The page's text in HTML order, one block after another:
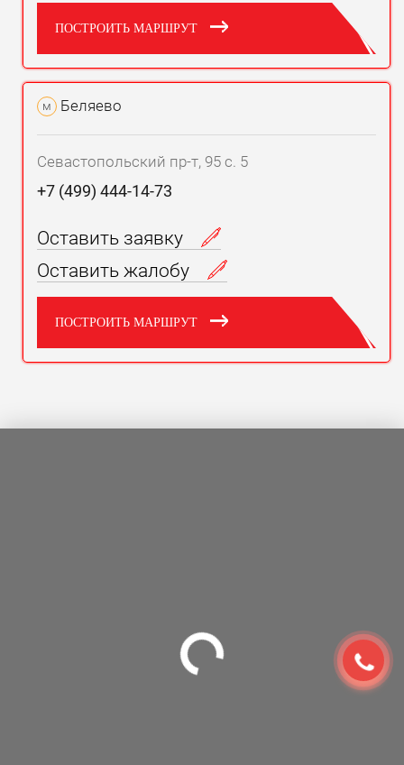
ПОСТРОИТЬ МАРШРУТ
м Беляево
Севастопольский пр-т, 95 с. 5
+7 (499) 444-14-73
Оставить заявку
Оставить жалобу
ПОСТРОИТЬ МАРШРУТ